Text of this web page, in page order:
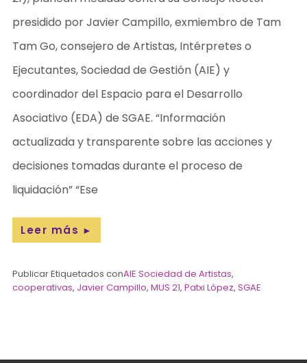
presidido por Javier Campillo, exmiembro de Tam
Tam Go, consejero de Artistas, Intérpretes o
Ejecutantes, Sociedad de Gestión (AIE) y
coordinador del Espacio para el Desarrollo
Asociativo (EDA) de SGAE. “Información
actualizada y transparente sobre las acciones y
decisiones tomadas durante el proceso de
liquidación” “Ese
Leer más ►
Publicar Etiquetados conAIE Sociedad de Artistas,
cooperativas, Javier Campillo,MUS 21,Patxi López,SGAE